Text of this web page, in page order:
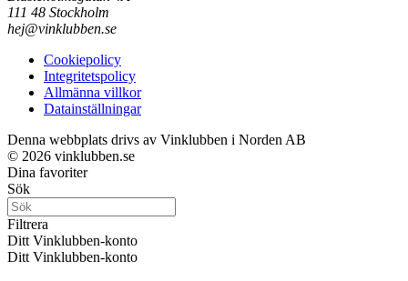
111 48 Stockholm
hej@vinklubben.se
Cookiepolicy
Integritetspolicy
Allmänna villkor
Datainställningar
Denna webbplats drivs av Vinklubben i Norden AB
© 2026 vinklubben.se
Dina favoriter
Sök
Filtrera
Ditt Vinklubben-konto
Ditt Vinklubben-konto